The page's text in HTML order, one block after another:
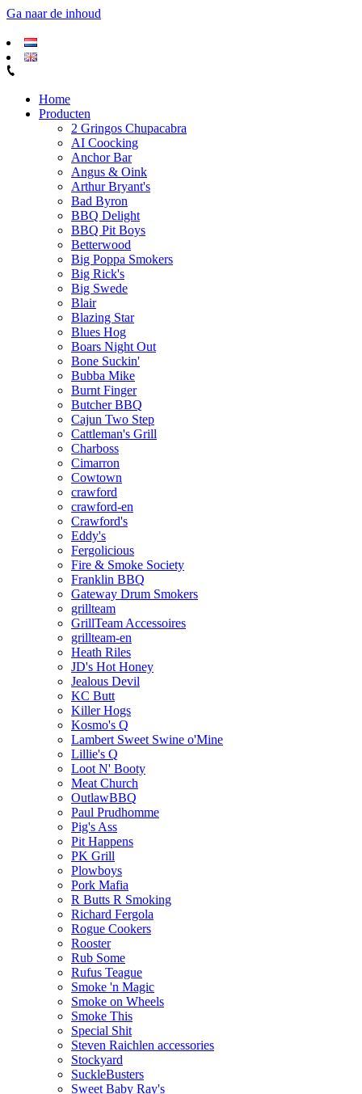
Ga naar de inhoud
Home
Producten
2 Gringos Chupacabra
AI Coocking
Anchor Bar
Angus & Oink
Arthur Bryant's
Bad Byron
BBQ Delight
BBQ Pit Boys
Betterwood
Big Poppa Smokers
Big Rick's
Big Swede
Blair
Blazing Star
Blues Hog
Boars Night Out
Bone Suckin'
Bubba Mike
Burnt Finger
Butcher BBQ
Cajun Two Step
Cattleman's Grill
Charboss
Cimarron
Cowtown
crawford
crawford-en
Crawford's
Eddy's
Fergolicious
Fire & Smoke Society
Franklin BBQ
Gateway Drum Smokers
grillteam
GrillTeam Accessoires
grillteam-en
Heath Riles
JD's Hot Honey
Jealous Devil
KC Butt
Killer Hogs
Kosmo's Q
Lambert Sweet Swine o'Mine
Lillie's Q
Loot N' Booty
Meat Church
OutlawBBQ
Paul Prudhomme
Pig's Ass
Pit Happens
PK Grill
Plowboys
Pork Mafia
R Butts R Smoking
Richard Fergola
Rogue Cookers
Rooster
Rub Some
Rufus Teague
Smoke 'n Magic
Smoke on Wheels
Smoke This
Special Shit
Steven Raichlen accessories
Stockyard
SuckleBusters
Sweet Baby Ray's